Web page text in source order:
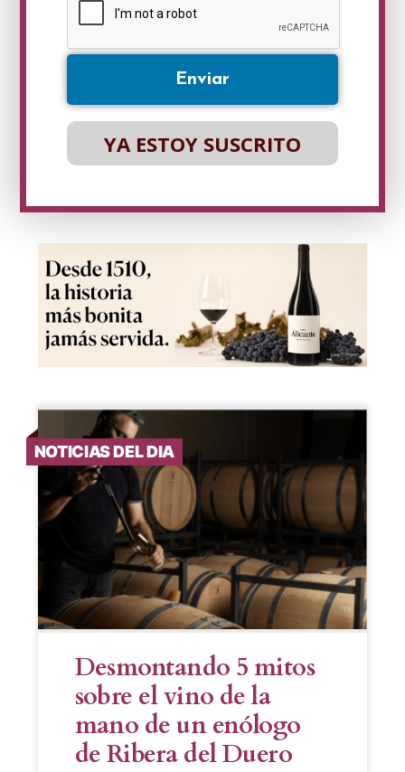
propia. La sexta edición del
Festival Gastronómico […]
NOTICIAS DEL DIA
Desmontando 5 mitos
sobre el vino de la
mano de un enólogo
de Ribera del Duero
YA ESTOY SUSCRITO